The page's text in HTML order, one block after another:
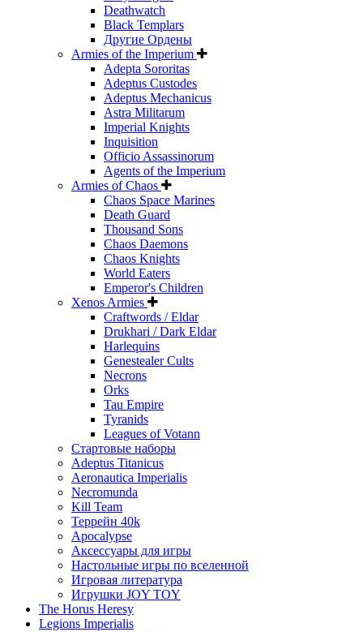
Deathwatch
Black Templars
Другие Ордены
Armies of the Imperium
Adepta Sororitas
Adeptus Custodes
Adeptus Mechanicus
Astra Militarum
Imperial Knights
Inquisition
Officio Assassinorum
Agents of the Imperium
Armies of Chaos
Chaos Space Marines
Death Guard
Thousand Sons
Chaos Daemons
Chaos Knights
World Eaters
Emperor's Children
Xenos Armies
Craftwords / Eldar
Drukhari / Dark Eldar
Harlequins
Genestealer Cults
Necrons
Orks
Tau Empire
Tyranids
Leagues of Votann
Стартовые наборы
Adeptus Titanicus
Aeronautica Imperialis
Necromunda
Kill Team
Террейн 40k
Apocalypse
Аксессуары для игры
Настольные игры по вселенной
Игровая литература
Игрушки JOY TOY
The Horus Heresy
Legions Imperialis